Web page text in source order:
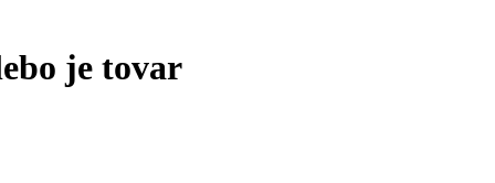
je tovar